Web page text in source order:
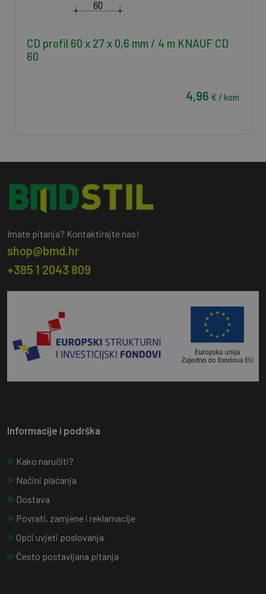
CD profil 60 x 27 x 0,6 mm / 4 m KNAUF CD
60
4,96 € / kom
Imate pitanja? Kontaktirajte nas!
shop@bmd.hr
+385 1 2043 809
Informacije i podrška
Kako naručiti?
Načini plaćanja
Dostava
Povrati, zamjene i reklamacije
Opći uvjeti poslovanja
Često postavljana pitanja